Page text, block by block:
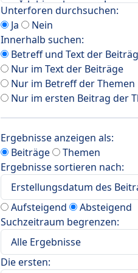
Unterforen durchsuchen:
Ja
Nein
Innerhalb suchen:
Betreff und Text der
Nur im Text der Beiträge
Nur im Betreff der Themen
Nur im ersten Beitrag der
Ergebnisse anzeigen als:
Beiträge
Themen
Ergebnisse sortieren nach:
Aufsteigend
Absteigend
Suchzeitraum begrenzen:
Die ersten: